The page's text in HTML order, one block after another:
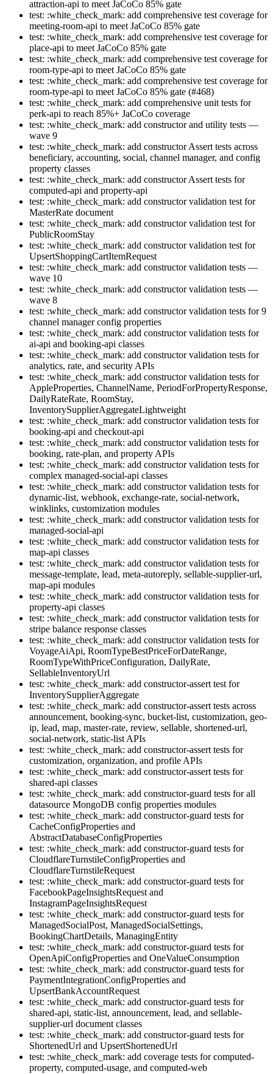
attraction-api to meet JaCoCo 85% gate
test: :white_check_mark: add comprehensive test coverage for
meeting-room-api to meet JaCoCo 85% gate
test: :white_check_mark: add comprehensive test coverage for
place-api to meet JaCoCo 85% gate
test: :white_check_mark: add comprehensive test coverage for
room-type-api to meet JaCoCo 85% gate
test: :white_check_mark: add comprehensive test coverage for
room-type-api to meet JaCoCo 85% gate (#468)
test: :white_check_mark: add comprehensive unit tests for
perk-api to reach 85%+ JaCoCo coverage
test: :white_check_mark: add constructor and utility tests —
wave 9
test: :white_check_mark: add constructor Assert tests across
beneficiary, accounting, social, channel manager, and config
property classes
test: :white_check_mark: add constructor Assert tests for
computed-api and property-api
test: :white_check_mark: add constructor validation test for
MasterRate document
test: :white_check_mark: add constructor validation test for
PublicRoomStay
test: :white_check_mark: add constructor validation test for
UpsertShoppingCartItemRequest
test: :white_check_mark: add constructor validation tests —
wave 10
test: :white_check_mark: add constructor validation tests —
wave 8
test: :white_check_mark: add constructor validation tests for 9
channel manager config properties
test: :white_check_mark: add constructor validation tests for
ai-api and booking-api classes
test: :white_check_mark: add constructor validation tests for
analytics, rate, and security APIs
test: :white_check_mark: add constructor validation tests for
AppleProperties, ChannelName, PeriodForPropertyResponse,
DailyRateRate, RoomStay,
InventorySupplierAggregateLightweight
test: :white_check_mark: add constructor validation tests for
booking-api and checkout-api
test: :white_check_mark: add constructor validation tests for
booking, rate-plan, and property APIs
test: :white_check_mark: add constructor validation tests for
complex managed-social-api classes
test: :white_check_mark: add constructor validation tests for
dynamic-list, webhook, exchange-rate, social-network,
winklinks, customization modules
test: :white_check_mark: add constructor validation tests for
managed-social-api
test: :white_check_mark: add constructor validation tests for
map-api classes
test: :white_check_mark: add constructor validation tests for
message-template, lead, meta-autoreply, sellable-supplier-url,
map-api modules
test: :white_check_mark: add constructor validation tests for
property-api classes
test: :white_check_mark: add constructor validation tests for
stripe balance response classes
test: :white_check_mark: add constructor validation tests for
VoyageAiApi, RoomTypeBestPriceForDateRange,
RoomTypeWithPriceConfiguration, DailyRate,
SellableInventoryUrl
test: :white_check_mark: add constructor-assert test for
InventorySupplierAggregate
test: :white_check_mark: add constructor-assert tests across
announcement, booking-sync, bucket-list, customization, geo-
ip, lead, map, master-rate, review, sellable, shortened-url,
social-network, static-list APIs
test: :white_check_mark: add constructor-assert tests for
customization, organization, and profile APIs
test: :white_check_mark: add constructor-assert tests for
shared-api classes
test: :white_check_mark: add constructor-guard tests for all
datasource MongoDB config properties modules
test: :white_check_mark: add constructor-guard tests for
CacheConfigProperties and
AbstractDatabaseConfigProperties
test: :white_check_mark: add constructor-guard tests for
CloudflareTurnstileConfigProperties and
CloudflareTurnstileRequest
test: :white_check_mark: add constructor-guard tests for
FacebookPageInsightsRequest and
InstagramPageInsightsRequest
test: :white_check_mark: add constructor-guard tests for
ManagedSocialPost, ManagedSocialSettings,
BookingChartDetails, ManagingEntity
test: :white_check_mark: add constructor-guard tests for
OpenApiConfigProperties and OneValueConsumption
test: :white_check_mark: add constructor-guard tests for
PaymentIntegrationConfigProperties and
UpsertBankAccountRequest
test: :white_check_mark: add constructor-guard tests for
shared-api, static-list, announcement, lead, and sellable-
supplier-url document classes
test: :white_check_mark: add constructor-guard tests for
ShortenedUrl and UpsertShortenedUrl
test: :white_check_mark: add coverage tests for computed-
property, computed-usage, and computed-web